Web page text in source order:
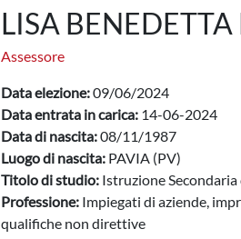
LISA
Assessore
Data elezione:09/06/2024
Data entrata in carica: 14-06-2024
Data di nascita:08/11/1987
Luogo di nascita: PAVIA (PV)
Titolo di studio: Istruzione
Professione: Impiegati di aziende,
qualifiche non direttive